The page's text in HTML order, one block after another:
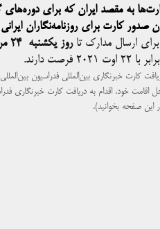
به مقصد ایران که برای دوره‌های
صدور کارت برای روزنامه‌نگاران
ارسال مدارک تاروز یکشنبه ۲۴ مرداد ۱۴۰۰
برابر با ۲۲ اوت ۲۰۲۱ فرصت دارند.
کارت خبرنگاری بین‌المللی فدراسیون
اقامت خود، اقدام به دریافت کارت خبرنگاری
این صفحه بخوانید).